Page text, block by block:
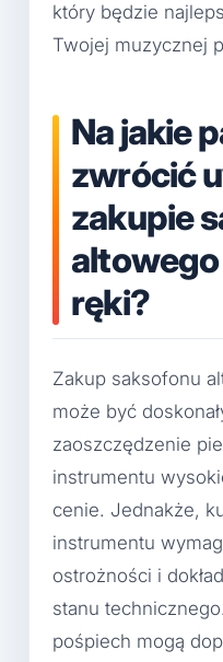
który będzie
Twojej muzycznej
Na jakie
zwrócić
zakupie
ręki?
Zakup saksofonu
może być
zaoszczędzenie
instrumentu
cenie. Jednakże,
instrumentu
ostrożności i
stanu
pośpiech mogą